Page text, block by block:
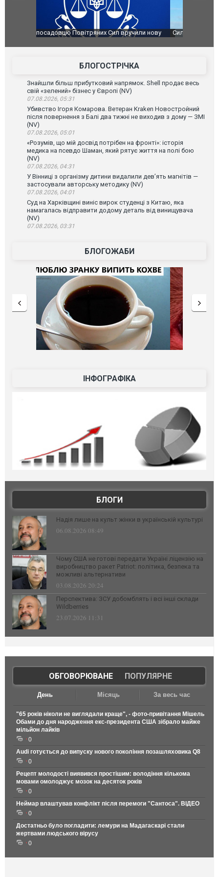
Сили оборони уразили Ярославський НПЗ:
атаку. ВІДЕО
Неймар
БЛОГОСТРІЧКА
Знайшли більш прибутковий напрямок. Shell продає весь
свій «зелений» бізнес у Європі (NV)
07.08.2026, 05:31
Убивство Ігоря Комарова. Ветеран Kraken Новостройний
після повернення з Балі два тижні не виходив з дому — ЗМІ
(NV)
07.08.2026, 05:01
«Розумів, що мій досвід потрібен на фронті»: історія
медика на псевдо Шаман, який рятує життя на полі бою
(NV)
07.08.2026, 04:31
У Вінниці з організму дитини видалили дев’ять магнітів —
застосували авторську методику (NV)
07.08.2026, 04:01
Суд на Харківщині виніс вирок студенці з Китаю, яка
намагалась відправити додому деталь від винищувача
(NV)
07.08.2026, 03:31
БЛОГОЖАБИ
ІНФОГРАФІКА
БЛОГИ
Надія лише на культ жінки в українській культурі
06.08.2026 08:49
Чому США не готові передати Україні ліцензію на
виробництво ракет Patriot: політика, безпека та
можливі альтернативи
03.08.2026 20:24
Перспектива: ЗСУ добомблять і всі інші склади
Wildberries
23.07.2026 11:31
ОБГОВОРЮВАНЕ| ПОПУЛЯРНЕ
День Місяць За весь час
"65 років ніколи не виглядали краще", - фото-привітання Мішель
Обами до дня народження екс-президента США зібрало майже
мільйон лайків
0
Audi готується до випуску нового покоління позашляховика Q8
0
Рецепт молодості виявився простішим: володіння кількома
мовами омолоджує мозок на десяток років
0
Неймар влаштував конфлікт після перемоги "Сантоса". ВІДЕО
0
Достатньо було погладити: лемури на Мадагаскарі стали
жертвами людського вірусу
0